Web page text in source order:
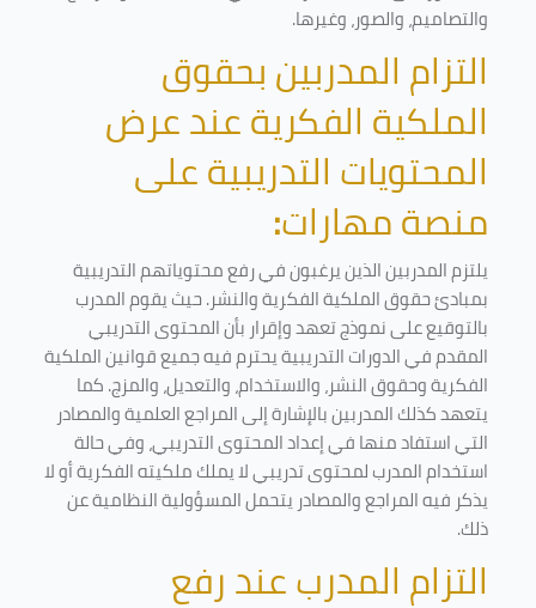
والتصاميم، والصور، وغيرها.
التزام المدربين بحقوق
الملكية الفكرية عند عرض
المحتويات التدريبية على
منصة مهارات:
يلتزم المدربين الذين يرغبون في رفع محتوياتهم التدريبية
بمبادئ حقوق الملكية الفكرية والنشر. حيث يقوم المدرب
بالتوقيع على نموذج تعهد وإقرار بأن المحتوى التدريبي
المقدم في الدورات التدريبية يحترم فيه جميع قوانين الملكية
الفكرية وحقوق النشر، والاستخدام، والتعديل، والمزج. كما
يتعهد كذلك المدربين بالإشارة إلى المراجع العلمية والمصادر
التي استفاد منها في إعداد المحتوى التدريبي، وفي حالة
استخدام المدرب لمحتوى تدريبي لا يملك ملكيته الفكرية أو لا
يذكر فيه المراجع والمصادر يتحمل المسؤولية النظامية عن
ذلك.
التزام المدرب عند رفع